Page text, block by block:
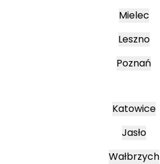
Mielec
Leszno
Poznań
Katowice
Jasło
Wałbrzych